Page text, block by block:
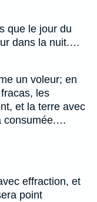
que le jour du
dans la nuit.…
un voleur; en
les
et la terre avec
consumée.…
effraction, et
point